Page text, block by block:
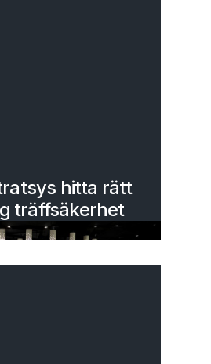
hitta rätt
träffsäkerhet